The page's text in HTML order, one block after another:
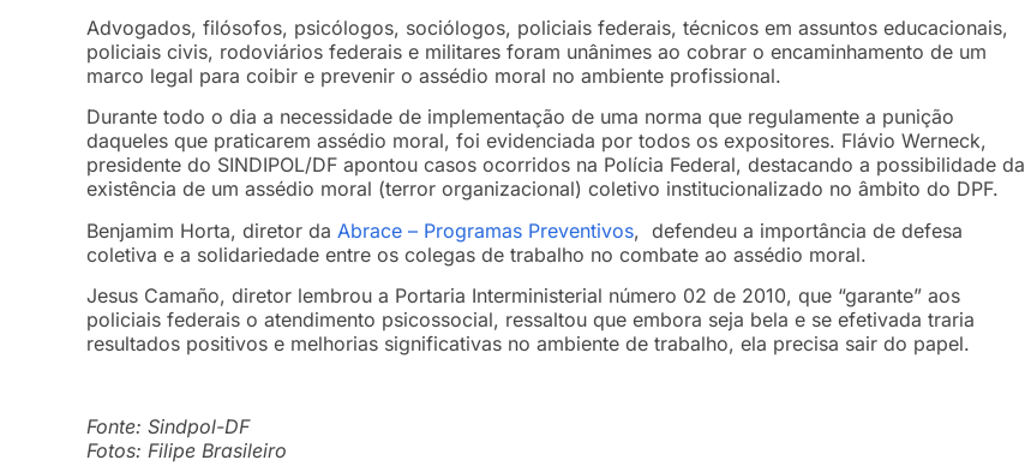
Advogados, filósofos, psicólogos, sociólogos, policiais federais, técnicos em assuntos educacionais,
policiais civis, rodoviários federais e militares foram unânimes ao cobrar o encaminhamento de um
marco legal para coibir e prevenir o assédio moral no ambiente profissional.
Durante todo o dia a necessidade de implementação de uma norma que regulamente a punição
daqueles que praticarem assédio moral, foi evidenciada por todos os expositores. Flávio Werneck,
presidente do SINDIPOL/DF apontou casos ocorridos na Polícia Federal, destacando a possibilidade da
existência de um assédio moral (terror organizacional) coletivo institucionalizado no âmbito do DPF.
Benjamim Horta, diretor da Abrace – Programas Preventivos, defendeu a importância de defesa
coletiva e a solidariedade entre os colegas de trabalho no combate ao assédio moral.
Jesus Camaño, diretor lembrou a Portaria Interministerial número 02 de 2010, que “garante” aos
policiais federais o atendimento psicossocial, ressaltou que embora seja bela e se efetivada traria
resultados positivos e melhorias significativas no ambiente de trabalho, ela precisa sair do papel.
Fonte: Sindpol-DF
Fotos: Filipe Brasileiro